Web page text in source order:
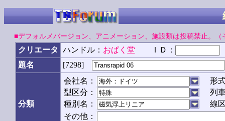
■デフォルメバージョン、アニメーション、施設類は投稿禁止。（
クリエータ ハンドル： おぱく堂 ＩＤ：
題名
[7298]
分類
会社名：
型区分：
種別名：
形
列
線
その他：